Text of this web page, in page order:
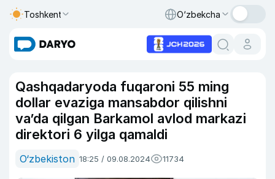
Toshkent O‘zbekcha
Qashqadaryoda fuqaroni 55 ming
dollar evaziga mansabdor qilishni
va’da qilgan Barkamol avlod markazi
direktori 6 yilga qamaldi
O‘zbekiston 18:25 / 09.08.2024 11734